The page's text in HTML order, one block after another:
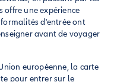
offre une expérience
d'entrée ont
avant de voyager
européenne, la carte
pour entrer sur le